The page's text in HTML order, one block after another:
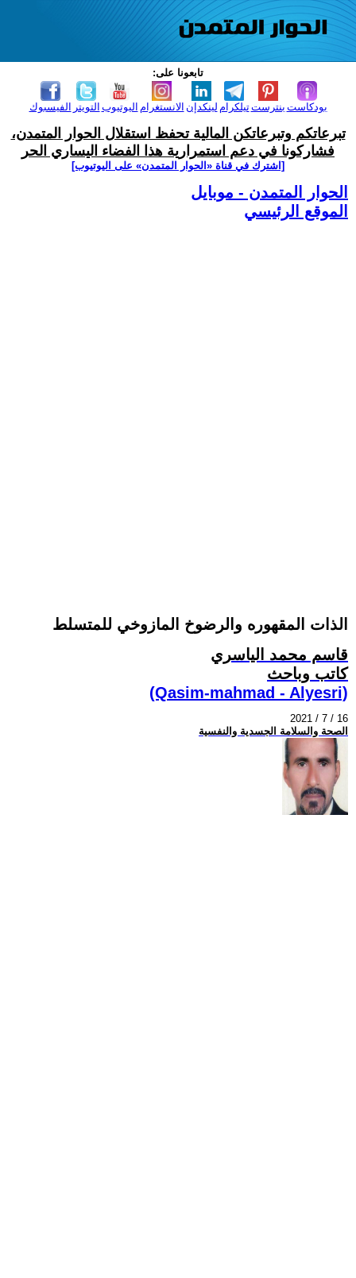
تابعونا على:
الفيسبوك التويتر اليوتيوب الانستغرام لينكدإن تيلكرامبنترست بودكاست
تبرعاتكم وتبرعاتكن المالية تحفظ استقلال الحوار المتمدن،
فشاركونا في دعم استمرارية هذا الفضاء اليساري الحر
[اشترك في قناة ‫«الحوار المتمدن» على اليوتيوب]
الحوار المتمدن - موبايل
الموقع الرئيسي
الذات المقهوره والرضوخ المازوخي للمتسلط
قاسم محمد الياسري
كاتب وباحث
(Qasim-mahmad - Alyesri)
2021 / 7 / 16
الصحة والسلامة الجسدية والنفسية